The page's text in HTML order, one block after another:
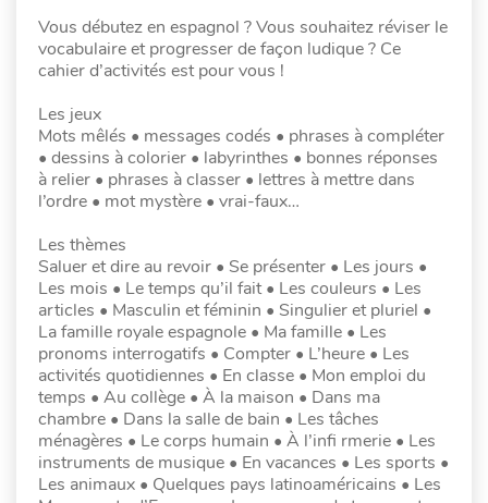
Vous débutez en espagnol ? Vous souhaitez réviser le
vocabulaire et progresser de façon ludique ? Ce
cahier d’activités est pour vous !
Les jeux
Mots mêlés • messages codés • phrases à compléter
• dessins à colorier • labyrinthes • bonnes réponses
à relier • phrases à classer • lettres à mettre dans
l’ordre • mot mystère • vrai-faux…
Les thèmes
Saluer et dire au revoir • Se présenter • Les jours •
Les mois • Le temps qu’il fait • Les couleurs • Les
articles • Masculin et féminin • Singulier et pluriel •
La famille royale espagnole • Ma famille • Les
pronoms interrogatifs • Compter • L’heure • Les
activités quotidiennes • En classe • Mon emploi du
temps • Au collège • À la maison • Dans ma
chambre • Dans la salle de bain • Les tâches
ménagères • Le corps humain • À l’infi rmerie • Les
instruments de musique • En vacances • Les sports •
Les animaux • Quelques pays latinoaméricains • Les